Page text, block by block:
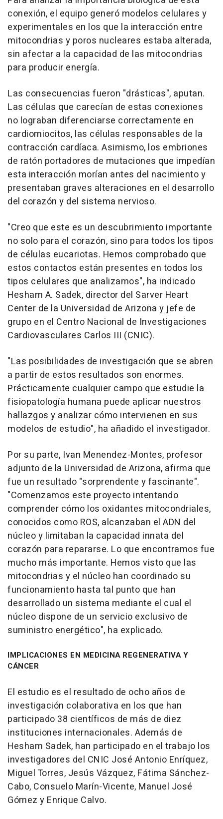
conexión, el equipo generó modelos celulares y
experimentales en los que la interacción entre
mitocondrias y poros nucleares estaba alterada,
sin afectar a la capacidad de las mitocondrias
para producir energía.
Las consecuencias fueron "drásticas", aputan.
Las células que carecían de estas conexiones
no lograban diferenciarse correctamente en
cardiomiocitos, las células responsables de la
contracción cardíaca. Asimismo, los embriones
de ratón portadores de mutaciones que impedían
esta interacción morían antes del nacimiento y
presentaban graves alteraciones en el desarrollo
del corazón y del sistema nervioso.
"Creo que este es un descubrimiento importante
no solo para el corazón, sino para todos los tipos
de células eucariotas. Hemos comprobado que
estos contactos están presentes en todos los
tipos celulares que analizamos", ha indicado
Hesham A. Sadek, director del Sarver Heart
Center de la Universidad de Arizona y jefe de
grupo en el Centro Nacional de Investigaciones
Cardiovasculares Carlos III (CNIC).
"Las posibilidades de investigación que se abren
a partir de estos resultados son enormes.
Prácticamente cualquier campo que estudie la
fisiopatología humana puede aplicar nuestros
hallazgos y analizar cómo intervienen en sus
modelos de estudio", ha añadido el investigador.
Por su parte, Ivan Menendez-Montes, profesor
adjunto de la Universidad de Arizona, afirma que
fue un resultado "sorprendente y fascinante".
"Comenzamos este proyecto intentando
comprender cómo los oxidantes mitocondriales,
conocidos como ROS, alcanzaban el ADN del
núcleo y limitaban la capacidad innata del
corazón para repararse. Lo que encontramos fue
mucho más importante. Hemos visto que las
mitocondrias y el núcleo han coordinado su
funcionamiento hasta tal punto que han
desarrollado un sistema mediante el cual el
núcleo dispone de un servicio exclusivo de
suministro energético", ha explicado.
IMPLICACIONES EN MEDICINA REGENERATIVA Y
CÁNCER
El estudio es el resultado de ocho años de
investigación colaborativa en los que han
participado 38 científicos de más de diez
instituciones internacionales. Además de
Hesham Sadek, han participado en el trabajo los
investigadores del CNIC José Antonio Enríquez,
Miguel Torres, Jesús Vázquez, Fátima Sánchez-
Cabo, Consuelo Marín-Vicente, Manuel José
Gómez y Enrique Calvo.